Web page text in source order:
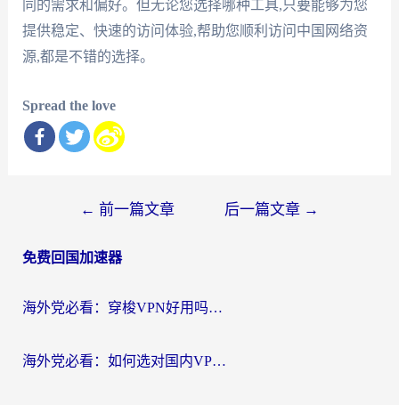
同的需求和偏好。但无论您选择哪种工具,只要能够为您
提供稳定、快速的访问体验,帮助您顺利访问中国网络资
源,都是不错的选择。
Spread the love
导
← 前一篇文章 后一篇文章 →
免费回国加速器
海外党必看：穿梭VPN好用吗？和云帆VPN对比哪个回国效果更好？附真实测评+避坑指南
海外党必看：如何选对国内VPN，实现无缝访问国内资源？